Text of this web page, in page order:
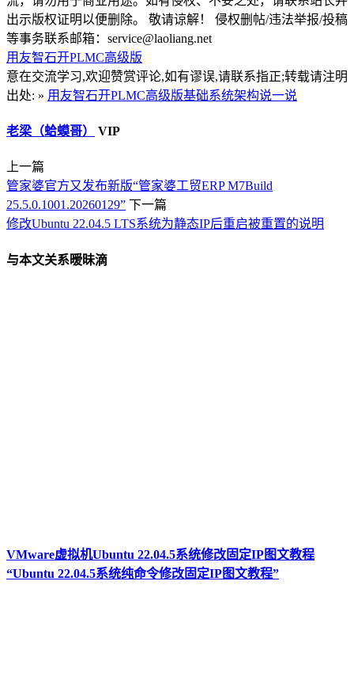
出示版权证明以便删除。 敬请谅解！ 侵权删帖/违法举报/投稿
等事务联系邮箱：service@laoliang.net
用友智石开PLMC高级版
意在交流学习,欢迎赞赏评论,如有谬误,请联系指正;转载请注明
出处: » 用友智石开PLMC高级版基础系统架构说一说
老梁（蛤蟆哥） VIP
上一篇
管家婆官方又发布新版“管家婆工贸ERP M7Build
25.5.0.1001.20260129” 下一篇
修改Ubuntu 22.04.5 LTS系统为静态IP后重启被重置的说明
与本文关系暧昧滴
VMware虚拟机Ubuntu 22.04.5系统修改固定IP图文教程
“Ubuntu 22.04.5系统纯命令修改固定IP图文教程”